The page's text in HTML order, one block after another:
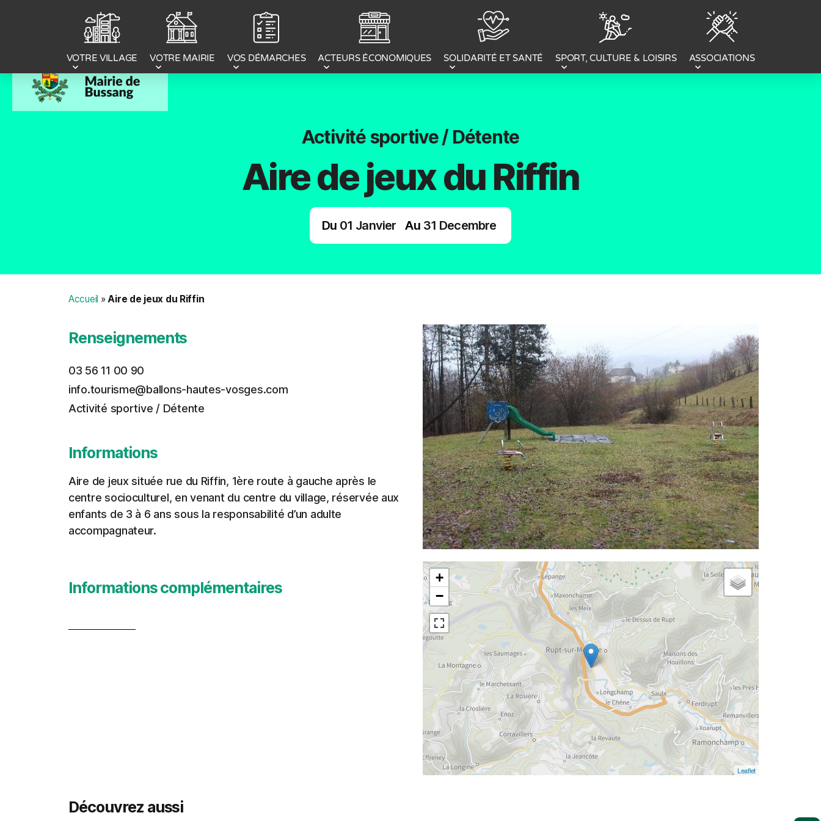
VOTRE VILLAGE VOTRE MAIRIE VOS DÉMARCHES ACTEURS ÉCONOMIQUES SOLIDARITÉ ET SANTÉ SPORT, CULTURE & LOISIRS ASSOCIATIONS
Activité sportive / Détente
Aire de jeux du Riffin
Du 01 Janvier Au 31 Decembre
Accueil »Aire de jeux du Riffin
Renseignements
03 56 11 00 90
info.tourisme@ballons-hautes-vosges.com
Activité sportive / Détente
Informations
Aire de jeux située rue du Riffin, 1ère route à gauche après le
centre socioculturel, en venant du centre du village, réservée aux
enfants de 3 à 6 ans sous la responsabilité d’un adulte
accompagnateur.
Informations complémentaires
+
−
Leaflet
Découvrez aussi